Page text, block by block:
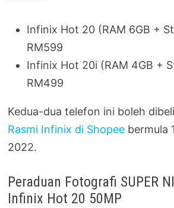
Infinix Hot 20 (RAM 6GB +
RM599
Infinix Hot 20i (RAM 4GB +
RM499
Kedua-dua telefon ini boleh
Rasmi Infinix di Shopee bermula
2022.
Peraduan Fotografi SUPER
Infinix Hot 20 50MP